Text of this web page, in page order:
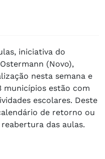
iniciativa do
(Novo),
nesta semana e
municípios estão com
escolares. Deste
de retorno ou
das aulas.